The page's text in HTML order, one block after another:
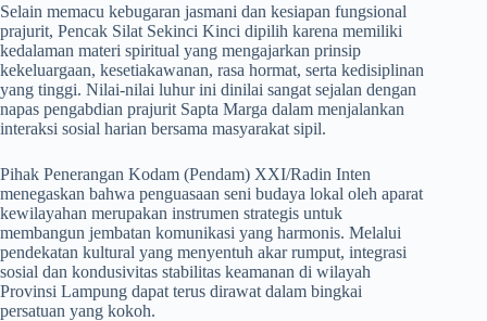
​Selain memacu kebugaran jasmani dan kesiapan fungsional
prajurit, Pencak Silat Sekinci Kinci dipilih karena memiliki
kedalaman materi spiritual yang mengajarkan prinsip
kekeluargaan, kesetiakawanan, rasa hormat, serta kedisiplinan
yang tinggi. Nilai-nilai luhur ini dinilai sangat sejalan dengan
napas pengabdian prajurit Sapta Marga dalam menjalankan
interaksi sosial harian bersama masyarakat sipil.
​Pihak Penerangan Kodam (Pendam) XXI/Radin Inten
menegaskan bahwa penguasaan seni budaya lokal oleh aparat
kewilayahan merupakan instrumen strategis untuk
membangun jembatan komunikasi yang harmonis. Melalui
pendekatan kultural yang menyentuh akar rumput, integrasi
sosial dan kondusivitas stabilitas keamanan di wilayah
Provinsi Lampung dapat terus dirawat dalam bingkai
persatuan yang kokoh.